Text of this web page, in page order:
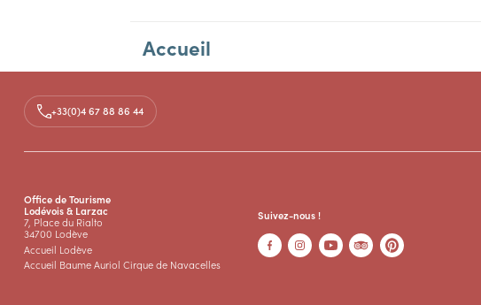
Accueil
Aménagements
Tarifs
+33(0)4 67 88 86 44
Office de Tourisme
Lodévois & Larzac
7, Place du Rialto
34700 Lodève
Accueil Lodève
Accueil Baume Auriol Cirque de Navacelles
Suivez-nous !